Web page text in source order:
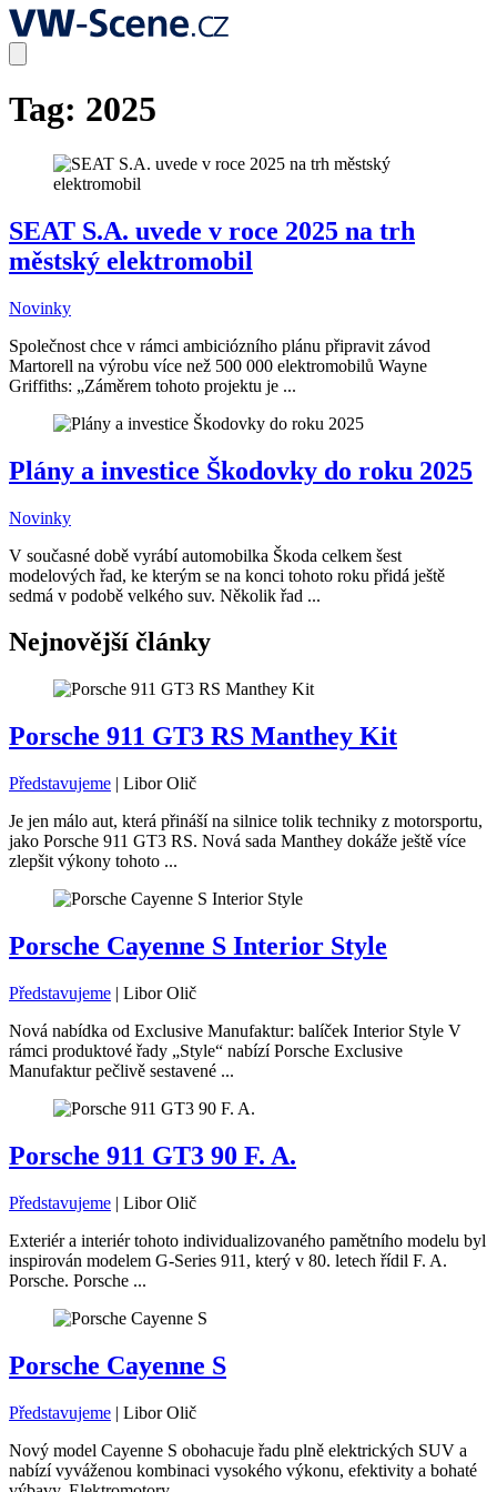
Tag: 2025
SEAT S.A. uvede v roce 2025 na trh
městský elektromobil
Novinky
Společnost chce v rámci ambiciózního plánu připravit závod
Martorell na výrobu více než 500 000 elektromobilů Wayne
Griffiths: „Záměrem tohoto projektu je ...
Plány a investice Škodovky do roku 2025
Novinky
V současné době vyrábí automobilka Škoda celkem šest
modelových řad, ke kterým se na konci tohoto roku přidá ještě
sedmá v podobě velkého suv. Několik řad ...
Nejnovější články
Porsche 911 GT3 RS Manthey Kit
Představujeme | Libor Olič
Je jen málo aut, která přináší na silnice tolik techniky z motorsportu,
jako Porsche 911 GT3 RS. Nová sada Manthey dokáže ještě více
zlepšit výkony tohoto ...
Porsche Cayenne S Interior Style
Představujeme | Libor Olič
Nová nabídka od Exclusive Manufaktur: balíček Interior Style V
rámci produktové řady „Style“ nabízí Porsche Exclusive
Manufaktur pečlivě sestavené ...
Porsche 911 GT3 90 F. A.
Představujeme | Libor Olič
Exteriér a interiér tohoto individualizovaného pamětního modelu byl
inspirován modelem G-Series 911, který v 80. letech řídil F. A.
Porsche. Porsche ...
Porsche Cayenne S
Představujeme | Libor Olič
Nový model Cayenne S obohacuje řadu plně elektrických SUV a
nabízí vyváženou kombinaci vysokého výkonu, efektivity a bohaté